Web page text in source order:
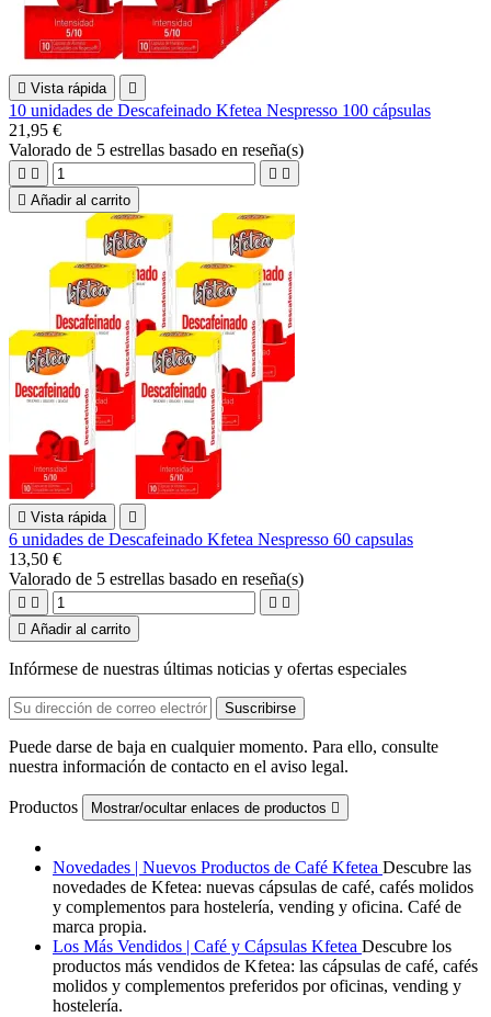
 Vista rápida 
10 unidades de Descafeinado Kfetea Nespresso 100 cápsulas
21,95 €
Valorado de 5 estrellas basado en reseña(s)
   
 Añadir al carrito
 Vista rápida 
6 unidades de Descafeinado Kfetea Nespresso 60 capsulas
13,50 €
Valorado de 5 estrellas basado en reseña(s)
   
 Añadir al carrito
Infórmese de nuestras últimas noticias y ofertas especiales
Puede darse de baja en cualquier momento. Para ello, consulte
nuestra información de contacto en el aviso legal.
Productos Mostrar/ocultar enlaces de productos 
Novedades | Nuevos Productos de Café Kfetea Descubre las
novedades de Kfetea: nuevas cápsulas de café, cafés molidos
y complementos para hostelería, vending y oficina. Café de
marca propia.
Los Más Vendidos | Café y Cápsulas Kfetea Descubre los
productos más vendidos de Kfetea: las cápsulas de café, cafés
molidos y complementos preferidos por oficinas, vending y
hostelería.